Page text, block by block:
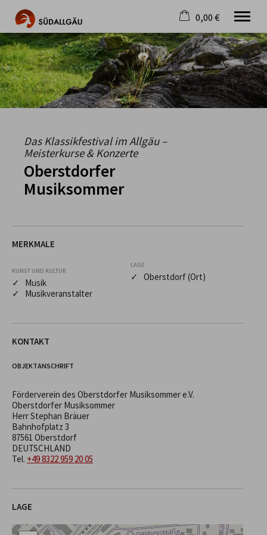
Die schönste Seite im Allgäu
Aktuell
Destination
Gastgeber
Wandern
Mountainbike
Tipps
Jobs
0,00 €
×
Warenkorb ist leer
Das Klassikfestival im Allgäu –
Meisterkurse & Konzerte
Oberstdorfer
Musiksommer
MERKMALE
KUNST UND KULTUR
✓ Musik
✓ Musikveranstalter
LAGE
✓ Oberstdorf (Ort)
KONTAKT
OBJEKTANSCHRIFT
Förderverein des Oberstdorfer Musiksommer e.V.
Oberstdorfer Musiksommer
Herr Stephan Bräuer
Bahnhofplatz 3
87561 Oberstdorf
DEUTSCHLAND
Tel. +49 8322 959 20 05
LAGE